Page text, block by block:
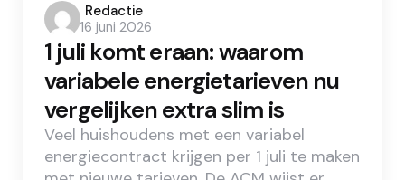
Posted
by
Redactie
16 juni 2026
1 juli komt eraan: waarom
variabele energietarieven nu
vergelijken extra slim is
Veel huishoudens met een variabel
energiecontract krijgen per 1 juli te maken